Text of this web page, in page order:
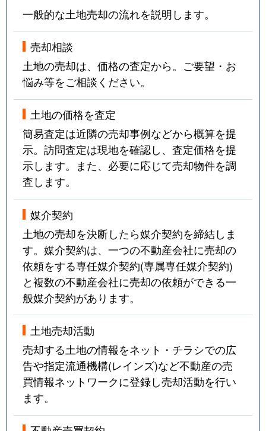
一般的な土地売却の流れを説明します。
売却相談
土地の売却は、価格の査定から。ご要望・お
悩み等をご相談ください。
土地の価格を査定
簡易査定は近隣の売却事例などから概算を提
示。訪問査定は現地を確認し、査定価格を提
示します。また、必要に応じて売却物件を調
査します。
媒介契約
土地の売却を決断したら媒介契約を締結しま
す。媒介契約は、一つの不動産会社に売却の
依頼をする専任媒介契約(専属専任媒介契約)
と複数の不動産会社に売却の依頼ができる一
般媒介契約があります。
土地売却活動
売却する土地の情報をネット・チラシでの広
告や指定流通機構(レインズ)など不動産の売
買情報ネットワークに登録し売却活動を行い
ます。